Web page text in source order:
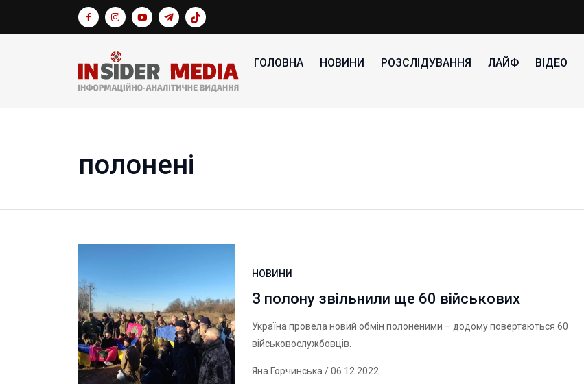
ГОЛОВНА НОВИНИ РОЗСЛІДУВАННЯ ЛАЙФ ВІДЕО
полонені
НОВИНИ
З полону звільнили ще 60 військових
Україна провела новий обмін полоненими – додому повертаються 60
військовослужбовців.
Яна Горчинська / 06.12.2022